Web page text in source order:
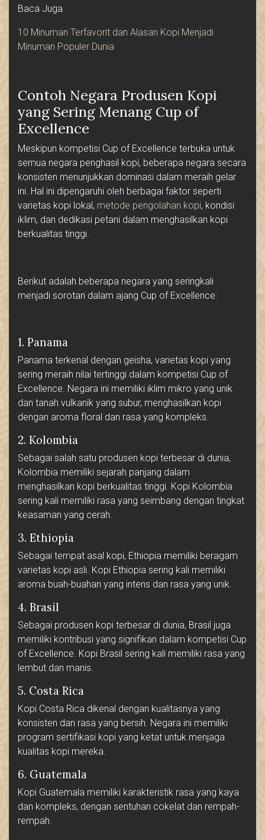
Baca Juga
10 Minuman Terfavorit dan Alasan Kopi Menjadi
Minuman Populer Dunia
Contoh Negara Produsen Kopi
yang Sering Menang Cup of
Excellence
Meskipun kompetisi Cup of Excellence terbuka untuk
semua negara penghasil kopi, beberapa negara secara
konsisten menunjukkan dominasi dalam meraih gelar
ini. Hal ini dipengaruhi oleh berbagai faktor seperti
varietas kopi lokal, metode pengolahan kopi, kondisi
iklim, dan dedikasi petani dalam menghasilkan kopi
berkualitas tinggi.
Berikut adalah beberapa negara yang seringkali
menjadi sorotan dalam ajang Cup of Excellence:
1. Panama
Panama terkenal dengan geisha, varietas kopi yang
sering meraih nilai tertinggi dalam kompetisi Cup of
Excellence. Negara ini memiliki iklim mikro yang unik
dan tanah vulkanik yang subur, menghasilkan kopi
dengan aroma floral dan rasa yang kompleks.
2. Kolombia
Sebagai salah satu produsen kopi terbesar di dunia,
Kolombia memiliki sejarah panjang dalam
menghasilkan kopi berkualitas tinggi. Kopi Kolombia
sering kali memiliki rasa yang seimbang dengan tingkat
keasaman yang cerah.
3. Ethiopia
Sebagai tempat asal kopi, Ethiopia memiliki beragam
varietas kopi asli. Kopi Ethiopia sering kali memiliki
aroma buah-buahan yang intens dan rasa yang unik.
4. Brasil
Sebagai produsen kopi terbesar di dunia, Brasil juga
memiliki kontribusi yang signifikan dalam kompetisi Cup
of Excellence. Kopi Brasil sering kali memiliki rasa yang
lembut dan manis.
5. Costa Rica
Kopi Costa Rica dikenal dengan kualitasnya yang
konsisten dan rasa yang bersih. Negara ini memiliki
program sertifikasi kopi yang ketat untuk menjaga
kualitas kopi mereka.
6. Guatemala
Kopi Guatemala memiliki karakteristik rasa yang kaya
dan kompleks, dengan sentuhan cokelat dan rempah-
rempah.